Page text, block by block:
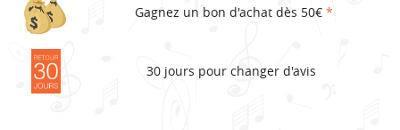
Gagnez un bon d'achat dès 50€ *
30 jours pour changer d'avis